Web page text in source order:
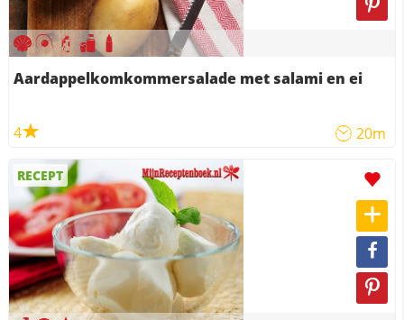
Aardappelkomkommersalade met salami en ei
4 20m
RECEPT